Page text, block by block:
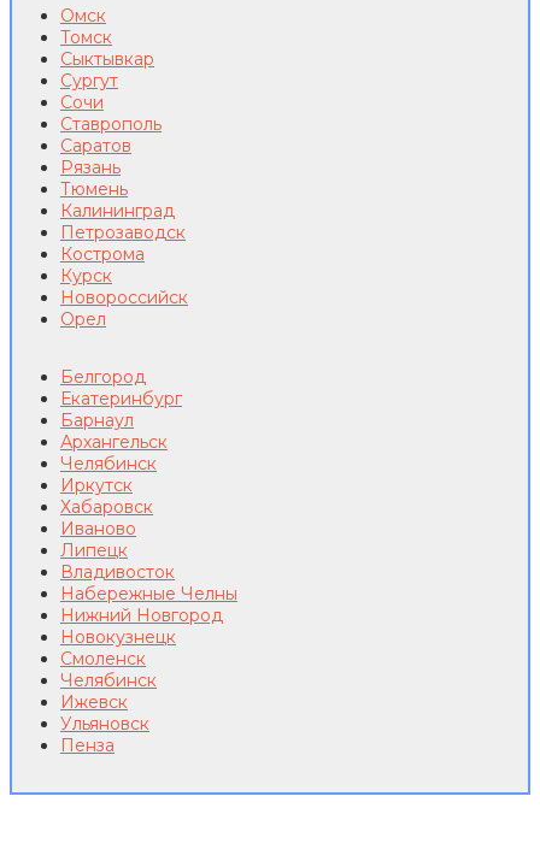
Омск
Томск
Сыктывкар
Сургут
Сочи
Ставрополь
Саратов
Рязань
Тюмень
Калининград
Петрозаводск
Кострома
Курск
Новороссийск
Орел
Белгород
Екатеринбург
Барнаул
Архангельск
Челябинск
Иркутск
Хабаровск
Иваново
Липецк
Владивосток
Набережные Челны
Нижний Новгород
Новокузнецк
Смоленск
Челябинск
Ижевск
Ульяновск
Пенза